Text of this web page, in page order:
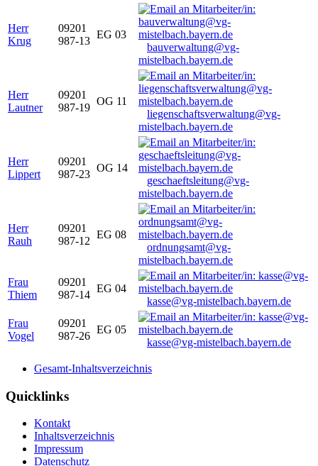
Herr
Krug
09201
987-13
EG 03
bauverwaltung@vg-
mistelbach.bayern.de
Herr
Lautner
09201
987-19
OG 11
liegenschaftsverwaltung@vg-
mistelbach.bayern.de
Herr
Lippert
09201
987-23
OG 14
geschaeftsleitung@vg-
mistelbach.bayern.de
Herr
Rauh
09201
987-12
EG 08
ordnungsamt@vg-
mistelbach.bayern.de
Frau
Thiem
09201
987-14
EG 04
kasse@vg-mistelbach.bayern.de
Frau
Vogel
09201
987-26
EG 05
kasse@vg-mistelbach.bayern.de
Gesamt-Inhaltsverzeichnis
Quicklinks
Kontakt
Inhaltsverzeichnis
Impressum
Datenschutz